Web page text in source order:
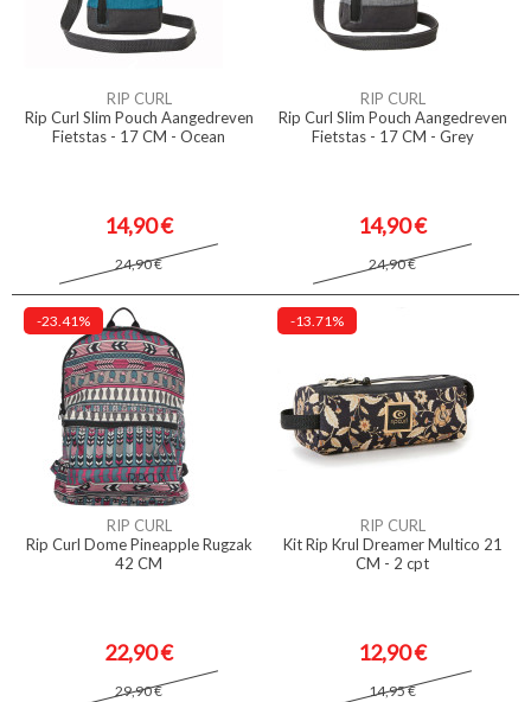
RIP CURL
Rip Curl Slim Pouch Aangedreven
Fietstas - 17 CM - Ocean
14,90 €
24,90 €
RIP CURL
Rip Curl Slim Pouch Aangedreven
Fietstas - 17 CM - Grey
14,90 €
24,90 €
-23.41%
RIP CURL
Rip Curl Dome Pineapple Rugzak
42 CM
22,90 €
29,90 €
-13.71%
RIP CURL
Kit Rip Krul Dreamer Multico 21
CM - 2 cpt
12,90 €
14,95 €